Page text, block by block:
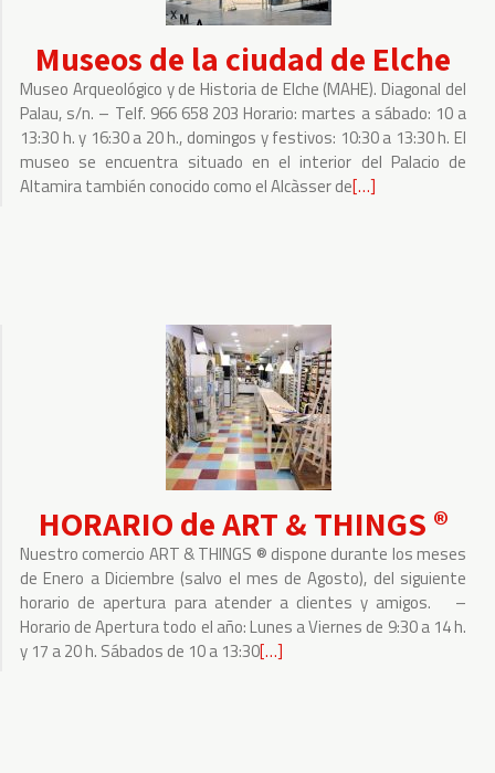
nuestro
comercio
ART&THINGS
Museos de la ciudad de Elche
Museo Arqueológico y de Historia de Elche (MAHE). Diagonal del
Palau, s/n. – Telf. 966 658 203 Horario: martes a sábado: 10 a
13:30 h. y 16:30 a 20 h., domingos y festivos: 10:30 a 13:30 h. El
museo se encuentra situado en el interior del Palacio de
Altamira también conocido como el Alcàsser deLeer
[…]
HORARIO de ART & THINGS ®
Nuestro comercio ART & THINGS ® dispone durante los meses
de Enero a Diciembre (salvo el mes de Agosto), del siguiente
horario de apertura para atender a clientes y amigos. –
Horario de Apertura todo el año: Lunes a Viernes de 9:30 a 14 h.
y 17 a 20 h. Sábados de 10 a 13:30Leer
[…]